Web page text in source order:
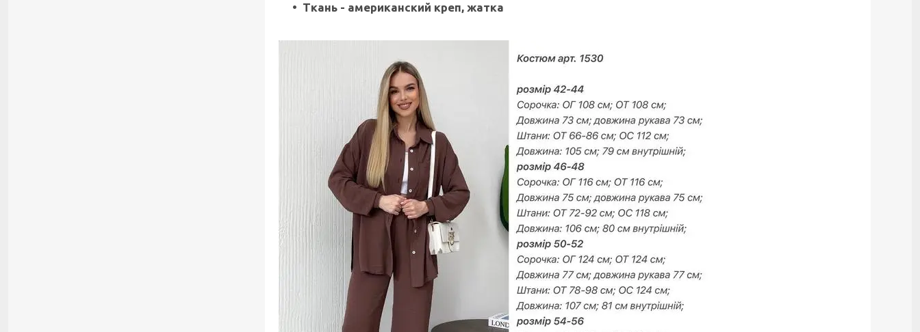
Ткань - американский креп, жатка